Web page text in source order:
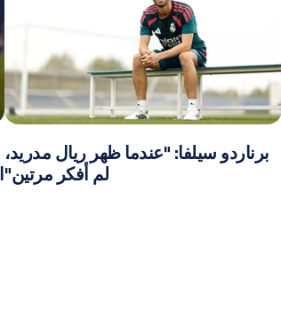
برناردو سيلفا: "عندما ظهر ريال مدريد،
لم أفكر مرتين"